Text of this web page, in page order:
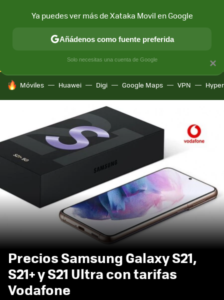
CONECTIVIDAD MÓVIL Y SOCIEDAD APLICACIONES
HOY SE HABLA DE
Móviles Huawei Digi Google Maps VPN
Precios Samsung Galaxy S21,
S21+ y S21 Ultra con tarifas
Vodafone
×
Ya puedes ver más de Xataka Movil en Google
Añádenos como fuente preferida
Solo necesitas una cuenta de Google